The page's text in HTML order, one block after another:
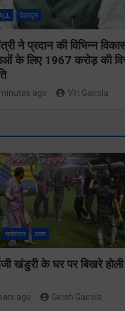
देहरादून
ने प्रदान की विभिन्न
के लिए 1967 करोड़ की
ago Viri Gairola
मनोरंजन राज्य
खंडुरी के घर पर बिखरे
ago Girish Gairola
में रहें अधिकारीः